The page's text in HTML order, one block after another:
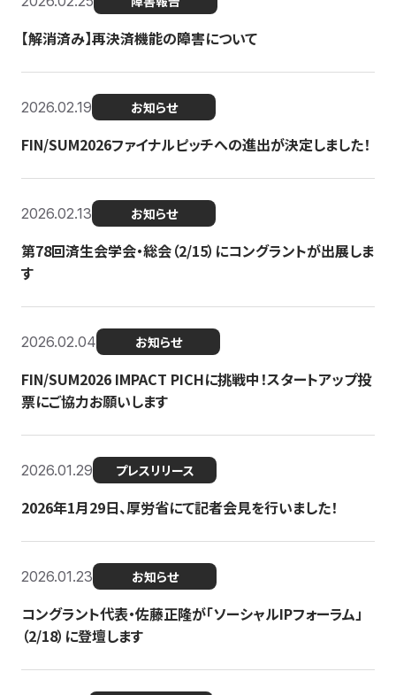
【解消済み】再決済機能の障害について
2026.02.19 お知らせ
FIN/SUM2026ファイナルピッチへの進出が決定しました！
2026.02.13 お知らせ
第78回済生会学会・総会（2/15）にコングラントが出展しま
す
2026.02.04 お知らせ
FIN/SUM2026 IMPACT PICHに挑戦中！スタートアップ投
票にご協力お願いします
2026.01.29 プレスリリース
2026年1月29日、厚労省にて記者会見を行いました！
2026.01.23 お知らせ
コングラント代表・佐藤正隆が「ソーシャルIPフォーラム」
（2/18）に登壇します